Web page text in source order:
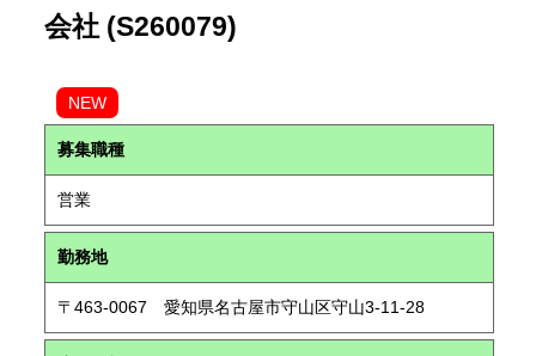
会社 (S260079)
NEW
募集職種
営業
勤務地
〒463-0067 愛知県名古屋市守山区守山3-11-28